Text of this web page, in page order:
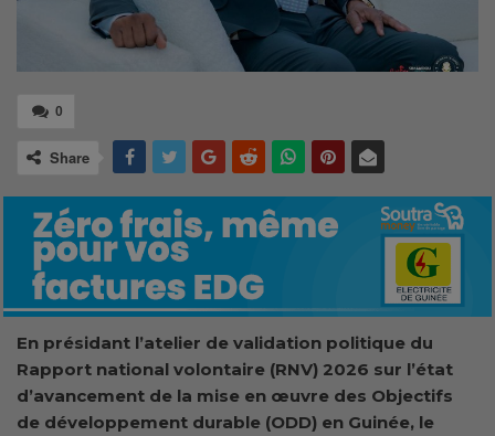
0
Share
En présidant l’atelier de validation politique du
Rapport national volontaire (RNV) 2026 sur l’état
d’avancement de la mise en œuvre des Objectifs
de développement durable (ODD) en Guinée, le